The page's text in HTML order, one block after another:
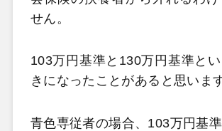
せん。
103万円基準と130万円基準と
きになったことがあると思いま
青色専従者の場合、103万円基